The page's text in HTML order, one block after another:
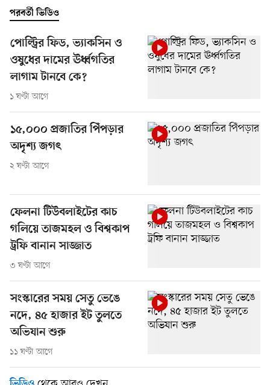
পরবর্তী ভিডিও
পোল্ট্রির ফিড, ভ্যাকসিন ও
ওষুধের দামের ঊর্ধ্বগতির
লাগাম টানবে কে?
১ ঘণ্টা আগে
১৫,০০০ প্রজাতির পিঁপড়ার
অদৃশ্য জগৎ
২ ঘণ্টা আগে
ফেলনা টিউবলাইটের কাচ
গলিয়ে তাজমহল ও বিশ্বকাপ
ট্রফি বানান সাজ্জাত
৩ ঘণ্টা আগে
সংস্কারের সময় সেতু ভেঙে
নদে, ৪৫ হাজার ইট তুলতে
অভিযান শুরু
১১ ঘণ্টা আগে